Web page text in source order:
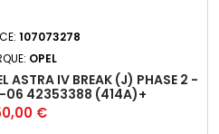
107073278
OPEL
ASTRA IV BREAK (J) PHASE 2 -
06 42353388 (414A)+
€